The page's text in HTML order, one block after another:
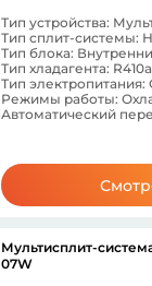
Тип устройства:
Тип сплит-системы:
Тип блока:
Тип хладагента: R410a
Тип
Режимы работы:
Автоматический
Мультисплит-
07W